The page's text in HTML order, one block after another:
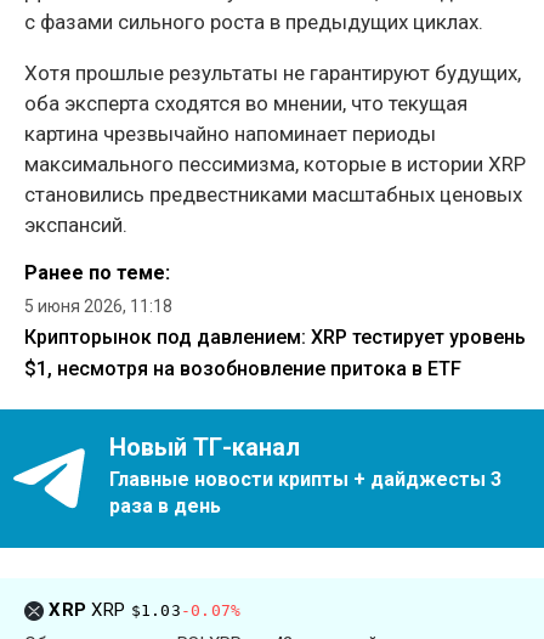
с фазами сильного роста в предыдущих циклах.
Хотя прошлые результаты не гарантируют будущих,
оба эксперта сходятся во мнении, что текущая
картина чрезвычайно напоминает периоды
максимального пессимизма, которые в истории XRP
становились предвестниками масштабных ценовых
экспансий.
Ранее по теме:
5 июня 2026, 11:18
Крипторынок под давлением: XRP тестирует уровень
$1, несмотря на возобновление притока в ETF
Новый ТГ-канал
Главные новости крипты + дайджесты 3
раза в день
XRPXRP $1.03 -0.07%